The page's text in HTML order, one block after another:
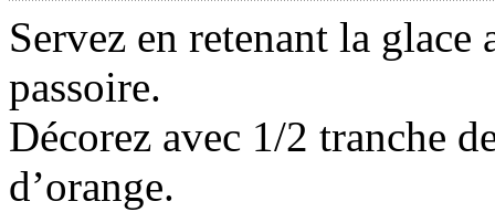
Servez en retenant la glace
passoire.
Décorez avec 1/2 tranche
d’orange.